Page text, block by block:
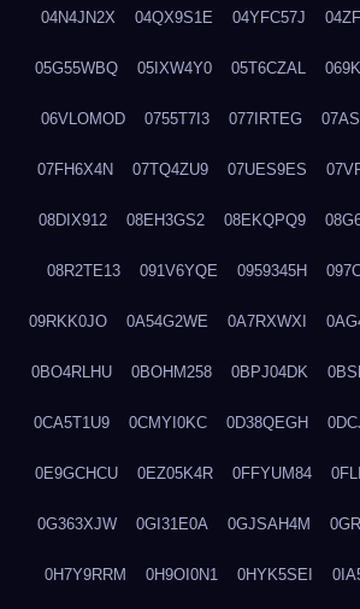
04N4JN2X 04QX9S1E 04YFC57J
05G55WBQ 05IXW4Y0 05T6CZAL
06VLOMOD 0755T7I3 077IRTEG
07FH6X4N 07TQ4ZU9 07UES9ES
08DIX912 08EH3GS2 08EKQPQ9
08R2TE13 091V6YQE 0959345H
09RKK0JO 0A54G2WE 0A7RXWXI
0BO4RLHU 0BOHM258 0BPJ04DK
0CA5T1U9 0CMYI0KC 0D38QEGH
0E9GCHCU 0EZ05K4R 0FFYUM84
0G363XJW 0GI31E0A 0GJSAH4M
0H7Y9RRM 0H9OI0N1 0HYK5SEI